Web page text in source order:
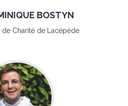
BOSTYN
de Charité de Lacépède